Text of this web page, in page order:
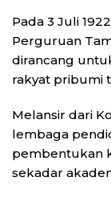
Pada 3 Juli
Perguruan
dirancang
rakyat pribumi
Melansir dari
lembaga
pembentukan
sekadar